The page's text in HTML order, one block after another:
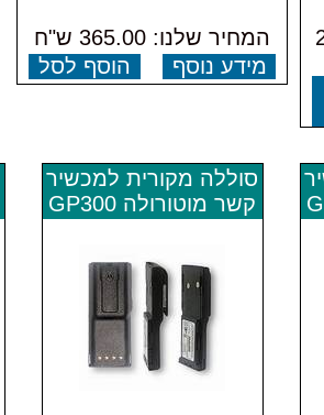
המחיר שלנו: 365.00 ש"ח
מידע נוסף
הוסף לסל
סוללה מקורית למכשיר
קשר מוטורולה GP300